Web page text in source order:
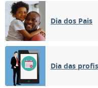
Dia dos Pais
Dia das